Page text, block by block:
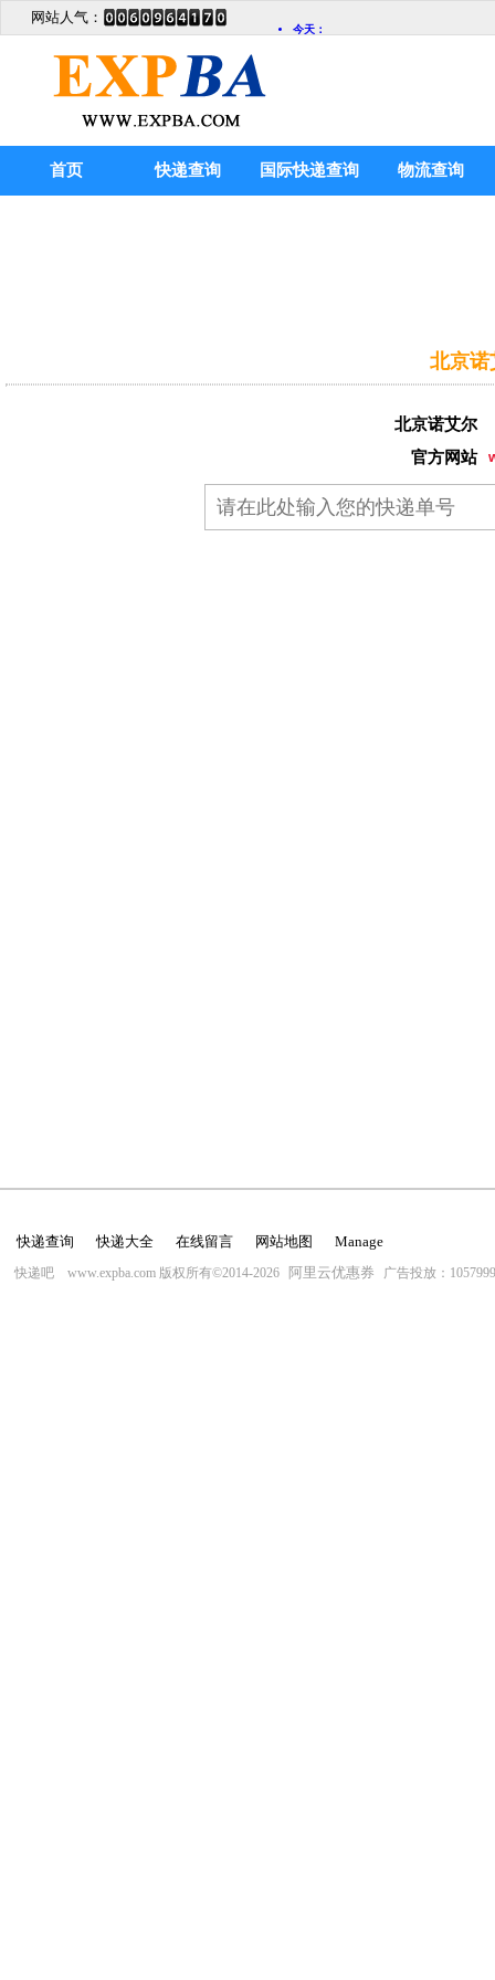
网站人气：
首页 快递查询 国际快递查询 物流查询
北京诺
北京诺艾尔
官方网站
快递查询 快递大全 在线留言 网站地图 Manage
快递吧 www.expba.com 版权所有©2014-2026 阿里云优惠券 广告投放：